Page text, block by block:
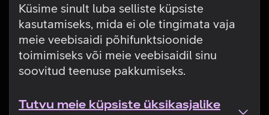
Küsime sinult luba selliste küpsiste
kasutamiseks, mida ei ole tingimata vaja
meie veebisaidi põhifunktsioonide
toimimiseks või meie veebisaidil sinu
soovitud teenuse pakkumiseks.
Tutvu meie küpsiste üksikasjalike
Tehniline viga